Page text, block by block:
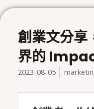
創業文分享
界的
2023-08-05